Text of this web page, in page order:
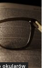
okularów